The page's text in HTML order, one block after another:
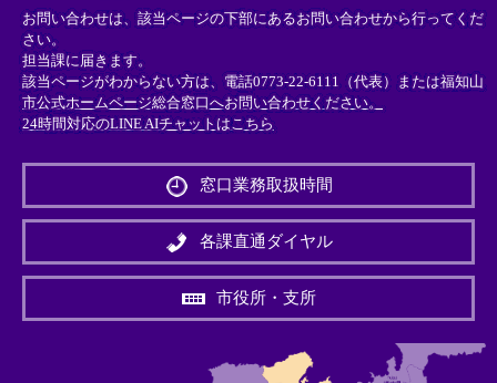
お問い合わせは、該当ページの下部にあるお問い合わせから行ってくだ
さい。
担当課に届きます。
該当ページがわからない方は、電話0773-22-6111（代表）または福知山
市公式ホームページ総合窓口へお問い合わせください。
24時間対応のLINE AIチャットはこちら
外
リ
ン
＞
窓口業務取扱時間
各課直通ダイヤル
市役所・支所